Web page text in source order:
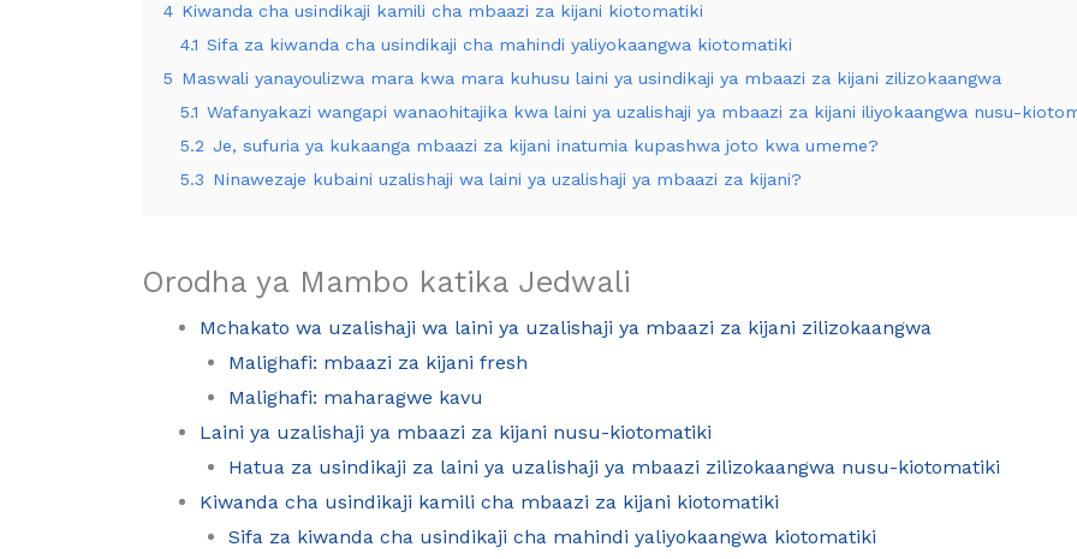
4 Kiwanda cha usindikaji kamili cha mbaazi za kijani kiotomatiki
4.1 Sifa za kiwanda cha usindikaji cha mahindi yaliyokaangwa kiotomatiki
5 Maswali yanayoulizwa mara kwa mara kuhusu laini ya usindikaji ya mbaazi za kijani zilizokaangwa
5.1 Wafanyakazi wangapi wanaohitajika kwa laini ya uzalishaji ya mbaazi za kijani iliyokaangwa nusu-
5.2 Je, sufuria ya kukaanga mbaazi za kijani inatumia kupashwa joto kwa umeme?
5.3 Ninawezaje kubaini uzalishaji wa laini ya uzalishaji ya mbaazi za kijani?
Orodha ya Mambo katika Jedwali
Mchakato wa uzalishaji wa laini ya uzalishaji ya mbaazi za kijani zilizokaangwa
Malighafi: mbaazi za kijani fresh
Malighafi: maharagwe kavu
Laini ya uzalishaji ya mbaazi za kijani nusu-kiotomatiki
Hatua za usindikaji za laini ya uzalishaji ya mbaazi zilizokaangwa nusu-kiotomatiki
Kiwanda cha usindikaji kamili cha mbaazi za kijani kiotomatiki
Sifa za kiwanda cha usindikaji cha mahindi yaliyokaangwa kiotomatiki